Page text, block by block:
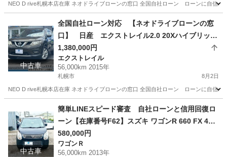
NEO D rive札幌本店在庫 ネオドライブローンの窓口 全国自社ローン ローンに自信
タント ローン
中古車
全国自社ローン対応 【ネオドライブローンの窓
口】 日産 エクストレイル2.0 20Xハイブリッド
EブレーキPKG 4WD 自社ローン リース 自社
分割 債務整理 自己破産 他社お断りされた方
1,380,000円
エクストレイル
56,000km 2015年
札幌市 8月2日
NEO D rive札幌本店在庫 ネオドライブローンの窓口 全国自社ローン ローンに自信
エクストレイル ローン
中古車
簡単LINEスピード審査 自社ローンと信用回復ロ
ーン【在庫番号F62】スズキ ワゴンR 660 FX 4W
D/ リース/ス自社分割 /信用回復ローン/自己破産/債
務整理/他社お断りされた方/お電話での仮審査/
580,000円
ワゴンＲ
56,000km 2013年